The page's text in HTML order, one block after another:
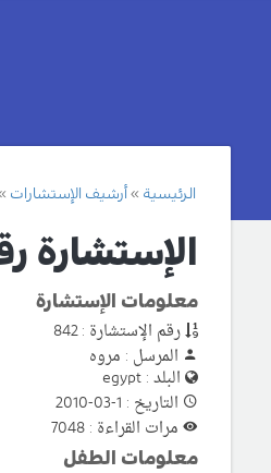
الرئيسية أرشيف الإستشارات
الإستشارة رقم
معلومات الإستشارة
رقم الإستشارة : 842
المرسل : مروه
البلد : egypt
التاريخ : 1-03-2010
مرات القراءة : 7048
معلومات الطفل